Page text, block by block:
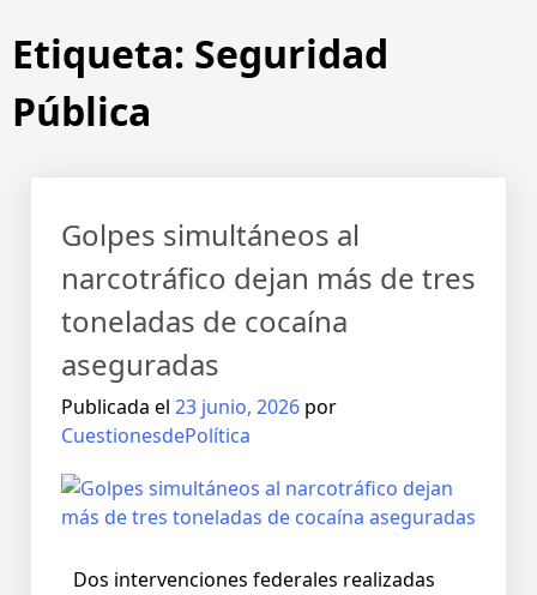
Etiqueta: Seguridad
Pública
Golpes simultáneos al
narcotráfico dejan más de tres
toneladas de cocaína
aseguradas
Publicada el 23 junio, 2026 por
CuestionesdePolítica
Dos intervenciones federales realizadas